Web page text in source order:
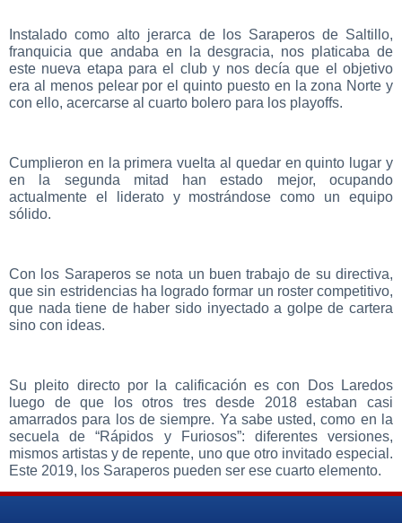
Instalado como alto jerarca de los Saraperos de Saltillo,
franquicia que andaba en la desgracia, nos platicaba de
este nueva etapa para el club y nos decía que el objetivo
era al menos pelear por el quinto puesto en la zona Norte y
con ello, acercarse al cuarto bolero para los playoffs.
Cumplieron en la primera vuelta al quedar en quinto lugar y
en la segunda mitad han estado mejor, ocupando
actualmente el liderato y mostrándose como un equipo
sólido.
Con los Saraperos se nota un buen trabajo de su directiva,
que sin estridencias ha logrado formar un roster competitivo,
que nada tiene de haber sido inyectado a golpe de cartera
sino con ideas.
Su pleito directo por la calificación es con Dos Laredos
luego de que los otros tres desde 2018 estaban casi
amarrados para los de siempre. Ya sabe usted, como en la
secuela de “Rápidos y Furiosos”: diferentes versiones,
mismos artistas y de repente, uno que otro invitado especial.
Este 2019, los Saraperos pueden ser ese cuarto elemento.